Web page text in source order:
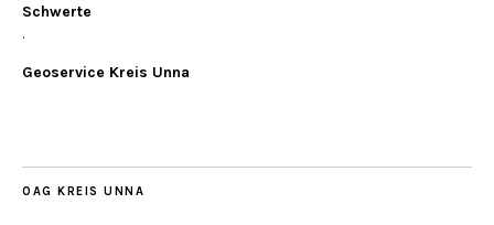
Schwerte
.
Geoservice Kreis Unna
OAG KREIS UNNA